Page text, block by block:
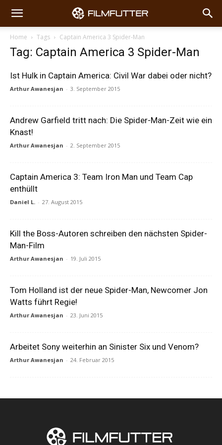
Home Tags Captain America 3 Spider-Man
Tag: Captain America 3 Spider-Man
Ist Hulk in Captain America: Civil War dabei oder nicht?
Arthur Awanesjan - 3. September 2015
Andrew Garfield tritt nach: Die Spider-Man-Zeit wie ein
Knast!
Arthur Awanesjan - 2. September 2015
Captain America 3: Team Iron Man und Team Cap
enthüllt
Daniel L. - 27. August 2015
Kill the Boss-Autoren schreiben den nächsten Spider-
Man-Film
Arthur Awanesjan - 19. Juli 2015
Tom Holland ist der neue Spider-Man, Newcomer Jon
Watts führt Regie!
Arthur Awanesjan - 23. Juni 2015
Arbeitet Sony weiterhin an Sinister Six und Venom?
Arthur Awanesjan - 24. Februar 2015